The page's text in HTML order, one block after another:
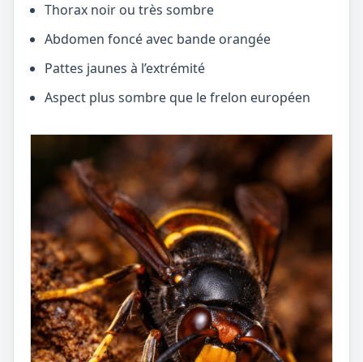
Thorax noir ou très sombre
Abdomen foncé avec bande orangée
Pattes jaunes à l’extrémité
Aspect plus sombre que le frelon européen